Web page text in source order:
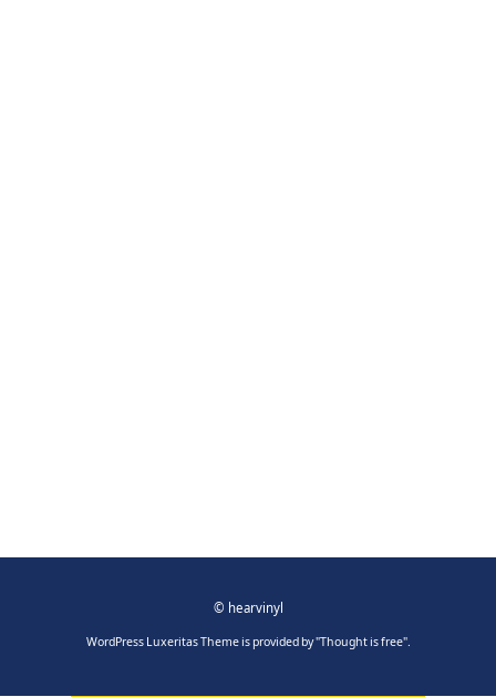
© hearvinyl
WordPress Luxeritas Theme is provided by "Thought is free".